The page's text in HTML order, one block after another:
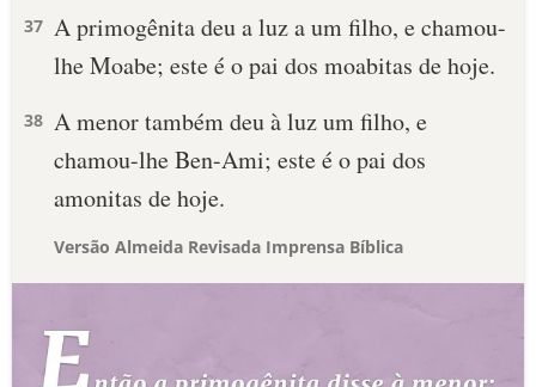
37 A primogênita deu a luz a um filho, e chamou-
lhe Moabe; este é o pai dos moabitas de hoje.
38 A menor também deu à luz um filho, e
chamou-lhe Ben-Ami; este é o pai dos
amonitas de hoje.
Versão Almeida Revisada Imprensa Bíblica